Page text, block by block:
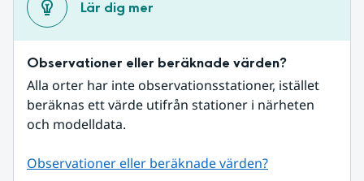
Lär dig mer
Observationer eller beräknade värden?
Alla orter har inte observationsstationer, istället
beräknas ett värde utifrån stationer i närheten
och modelldata.
Observationer eller beräknade värden?